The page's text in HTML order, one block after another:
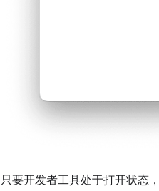
只要开发者工具处于打开状态